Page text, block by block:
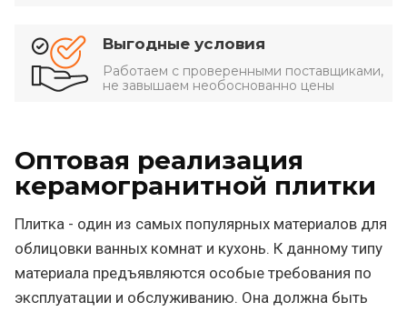
Выгодные условия
Работаем с проверенными поставщиками,
не завышаем необоснованно цены
Оптовая реализация
керамогранитной плитки
Плитка - один из самых популярных материалов для
облицовки ванных комнат и кухонь. К данному типу
материала предъявляются особые требования по
эксплуатации и обслуживанию. Она должна быть